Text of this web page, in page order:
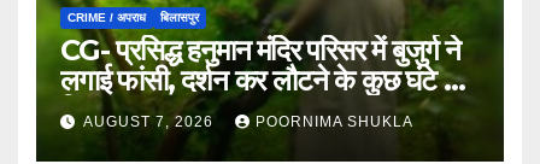
CRIME / अपराध बिलासपुर
CG- प्रसिद्ध हनुमान मंदिर परिसर में बुजुर्ग ने
लगाई फांसी, दर्शन कर लौटने के कुछ घंटे बाद
मिला शव…
AUGUST 7, 2026 POORNIMA SHUKLA